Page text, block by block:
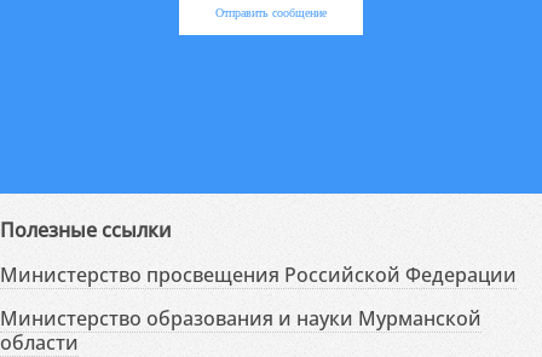
Отправить сообщение
Полезные ссылки
Министерство просвещения Российской Федерации
Министерство образования и науки Мурманской
области